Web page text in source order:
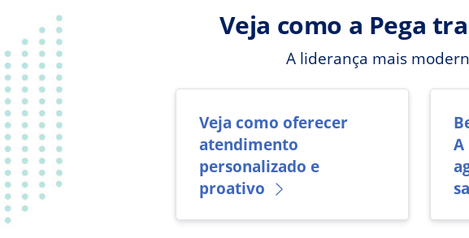
Veja como a Pega
A liderança mais
Veja como oferecer
atendimento
personalizado e
proativo
A